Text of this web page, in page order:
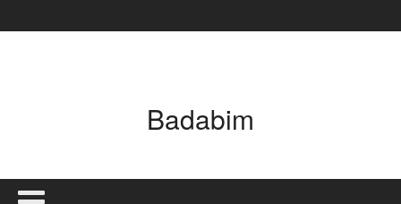
Badabim